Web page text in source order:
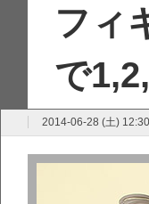
フィ
で
2014-06-28 (土) 12:30